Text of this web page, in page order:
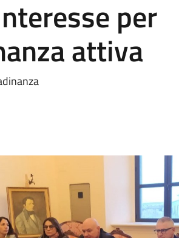
per
attiva